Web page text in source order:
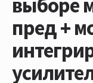
выборе
пред +